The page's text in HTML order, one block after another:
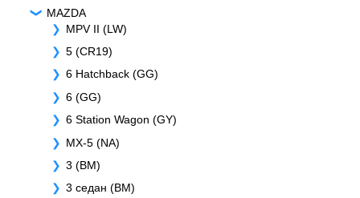
MAZDA
MPV II (LW)
5 (CR19)
6 Hatchback (GG)
6 (GG)
6 Station Wagon (GY)
MX-5 (NA)
3 (BM)
3 седан (BM)